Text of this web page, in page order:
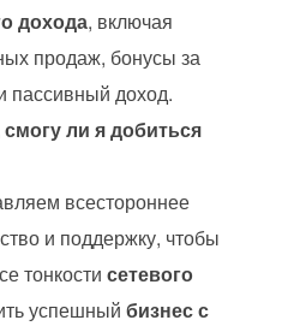
дохода, включая
продаж, бонусы за
пассивный доход.
ли я добиться
всестороннее
и поддержку, чтобы
тонкости сетевого
успешный бизнес с